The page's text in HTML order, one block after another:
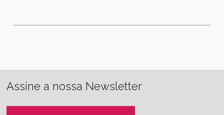
Assine a nossa Newsletter